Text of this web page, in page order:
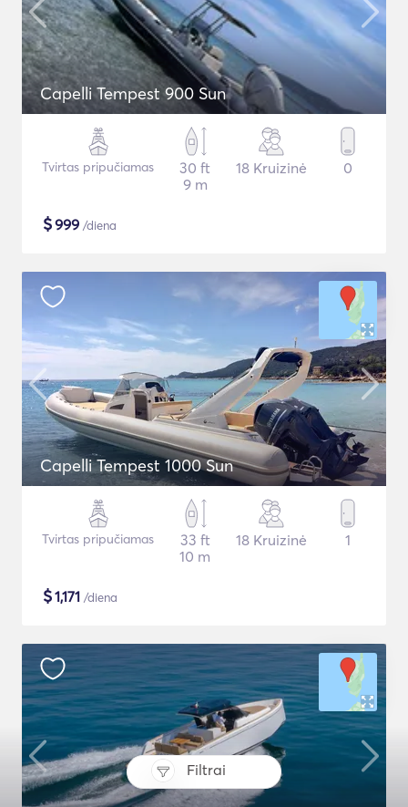
Filtrai
Capelli Tempest 900 Sun
Tvirtas pripučiamas
30 ft
9 m
18 Kruizinė 0
$999 /diena
Capelli Tempest 1000 Sun
Tvirtas pripučiamas
33 ft
10 m
18 Kruizinė 1
$1,171 /diena